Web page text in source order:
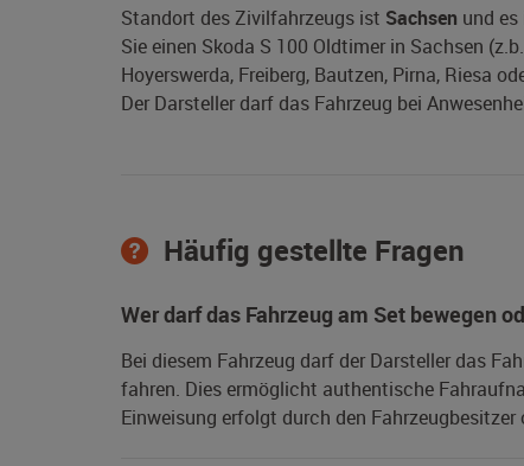
Standort des Zivilfahrzeugs ist Sachsen und
Sie einen Skoda S 100 Oldtimer in Sachsen
Hoyerswerda, Freiberg, Bautzen, Pirna, Riesa
Der Darsteller darf das Fahrzeug bei
Häufig gestellte Fragen
Wer darf das Fahrzeug am Set bewegen
Bei diesem Fahrzeug darf der Darsteller das
fahren. Dies ermöglicht authentische
Einweisung erfolgt durch den Fahrzeugbesitzer